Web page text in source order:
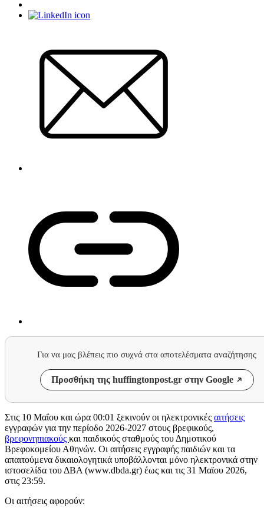
Για να μας βλέπεις πιο συχνά στα αποτελέσματα αναζήτησης
Προσθήκη της huffingtonpost.gr στην Google
Στις 10 Μαΐου και ώρα 00:01 ξεκινούν οι ηλεκτρονικές αιτήσεις
εγγραφών για την περίοδο 2026-2027 στους βρεφικούς,
βρεφονηπιακούς και παιδικούς σταθμούς του Δημοτικού
Βρεφοκομείου Αθηνών. Οι αιτήσεις εγγραφής παιδιών και τα
απαιτούμενα δικαιολογητικά υποβάλλονται μόνο ηλεκτρονικά στην
ιστοσελίδα του ΔΒΑ (www.dbda.gr) έως και τις 31 Μαϊου 2026,
στις 23:59.
Οι αιτήσεις αφορούν: